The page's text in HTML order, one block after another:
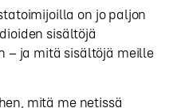
on jo paljon
sisältöjä
– ja mitä sisältöjä meille
mitä me netissä